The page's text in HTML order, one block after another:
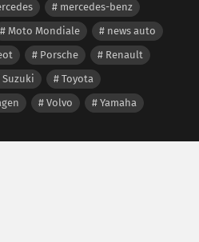
mercedes-benz
Moto Mondiale
news auto
Porsche
Renault
Suzuki
Toyota
Volvo Yamaha